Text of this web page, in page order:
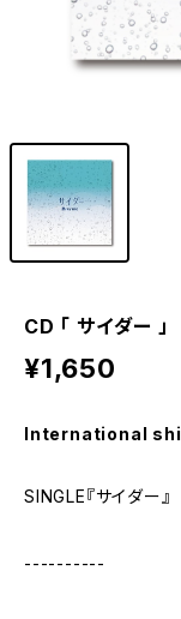
CD 「 サイダー 」
¥1,650
International
SINGLE『サイダー』
----------